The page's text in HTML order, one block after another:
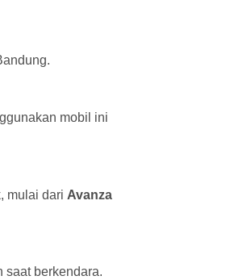
mobil ini
mulai dari Avanza
saat berkendara.